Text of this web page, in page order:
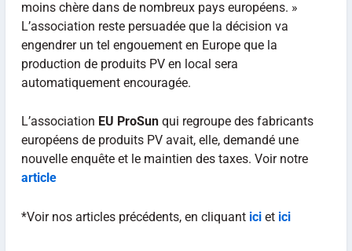
moins chère dans de nombreux pays européens. »
L’association reste persuadée que la décision va
engendrer un tel engouement en Europe que la
production de produits PV en local sera
automatiquement encouragée.
L’association EU ProSunqui regroupe des fabricants
européens de produits PV avait, elle, demandé une
nouvelle enquête et le maintien des taxes. Voir notre
article
*Voir nos articles précédents, en cliquant ici et ici